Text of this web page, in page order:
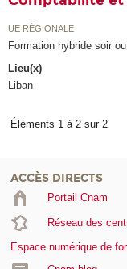
UE RÉGIONALE
Formation hybride soir
Lieu(x)
Liban
Éléments 1 à 2 sur 2
ACCÈS DIRECTS
Portail Cnam
Réseau des
Espace numérique de